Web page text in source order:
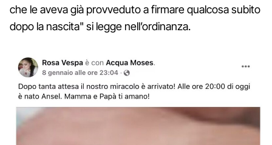
che le aveva già provveduto a firmare qualcosa subito
dopo la nascita" si legge nell’ordinanza.